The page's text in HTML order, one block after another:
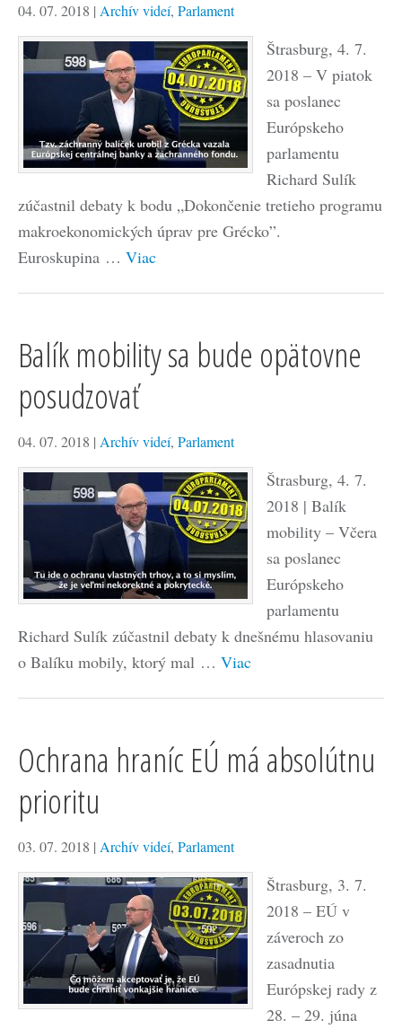
04. 07. 2018 | Archív videí, Parlament
Štrasburg, 4. 7.
2018 – V piatok
sa poslanec
Európskeho
parlamentu
Richard Sulík
zúčastnil debaty k bodu „Dokončenie tretieho programu
makroekonomických úprav pre Grécko”.
Euroskupina … Viac
Balík mobility sa bude opätovne
posudzovať
04. 07. 2018 | Archív videí, Parlament
Štrasburg, 4. 7.
2018 | Balík
mobility – Včera
sa poslanec
Európskeho
parlamentu
Richard Sulík zúčastnil debaty k dnešnému hlasovaniu
o Balíku mobily, ktorý mal … Viac
Ochrana hraníc EÚ má absolútnu
prioritu
03. 07. 2018 | Archív videí, Parlament
Štrasburg, 3. 7.
2018 – EÚ v
záveroch zo
zasadnutia
Európskej rady z
28. – 29. júna